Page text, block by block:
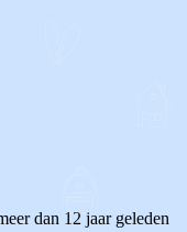
dan 12 jaar geleden